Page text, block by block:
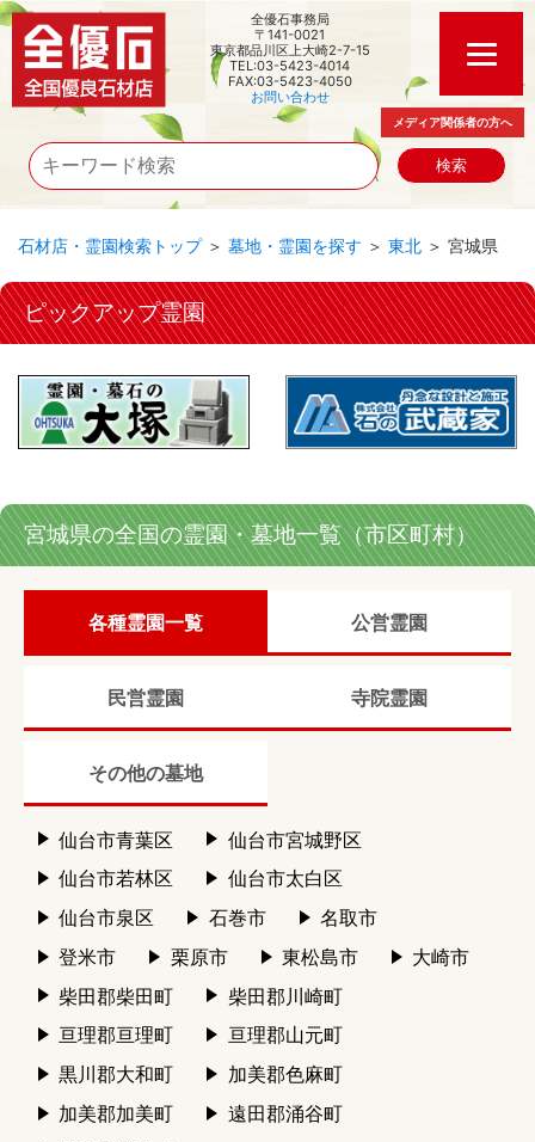
全優石事務局
〒141-0021
東京都品川区上大崎2-7-15
TEL:03-5423-4014
FAX:03-5423-4050
お問い合わせ
メディア関係者の方へ
石材店・霊園検索トップ＞ 墓地・霊園を探す ＞ 東北 ＞ 宮城県
ピックアップ霊園
宮城県の全国の霊園・墓地一覧（市区町村）
各種霊園一覧 公営霊園
民営霊園 寺院霊園
その他の墓地
仙台市青葉区
仙台市宮城野区
仙台市若林区
仙台市太白区
仙台市泉区
石巻市
名取市
登米市
栗原市 東松島市
大崎市
柴田郡柴田町
柴田郡川崎町
亘理郡亘理町
亘理郡山元町
黒川郡大和町
加美郡色麻町
加美郡加美町
遠田郡涌谷町